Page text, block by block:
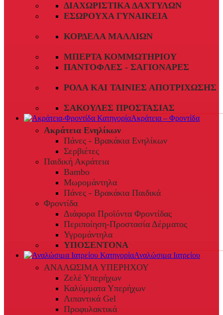
ΔΙΑΧΩΡΙΣΤΙΚΆ ΔΑΧΤΎΛΩΝ
ΕΣΏΡΟΥΧΑ ΓΥΝΑΙΚΕΊΑ
ΚΟΡΔΈΛΑ ΜΑΛΛΙΏΝ
ΜΠΈΡΤΑ ΚΟΜΜΩΤΗΡΊΟΥ
ΠΑΝΤΌΦΛΕΣ - ΣΑΓΙΟΝΆΡΕΣ
ΡΟΛΆ ΚΑΙ ΤΑΙΝΊΕΣ ΑΠΟΤΡΊΧΩΣΗΣ
ΣΑΚΟΎΛΕΣ ΠΡΟΣΤΑΣΊΑΣ
Ακράτεια – Φροντίδα
Ακράτεια Ενηλίκων
Πάνες - Βρακάκια Ενηλίκων
Σερβιέτες
Παιδική Ακράτεια
Bambo
Μωρομάντηλα
Πάνες - Βρακάκια Παιδικά
Φροντίδα
Διάφορα Προϊόντα Φροντίδας
Περιποίηση-Προστασία Δέρματος
Υγρομάντηλα
ΥΠΟΣΕΝΤΟΝΑ
Αναλώσιμα Ιατρείου
ΑΝΑΛΩΣΙΜΑ ΥΠΕΡΗΧΟΥ
Ζελέ Υπερήχων
Καλύμματα Υπερήχων
Λιπαντικά Gel
Προφυλακτικά